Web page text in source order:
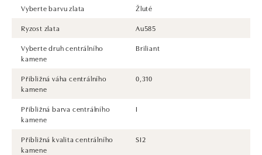
Vyberte barvu zlata
Žluté
Ryzost zlata
Au585
Vyberte druh centrálního
kamene
Briliant
Přibližná váha centrálního
kamene
0,310
Přibližná barva centrálního
kamene
I
Přibližná kvalita centrálního
kamene
SI2